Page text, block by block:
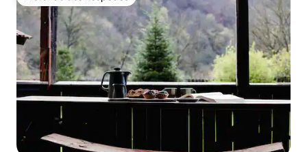
Preferido dos hóspedes